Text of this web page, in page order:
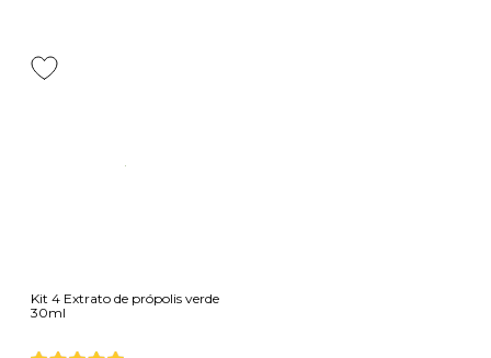
Kit 4 Extrato de própolis verde
30ml